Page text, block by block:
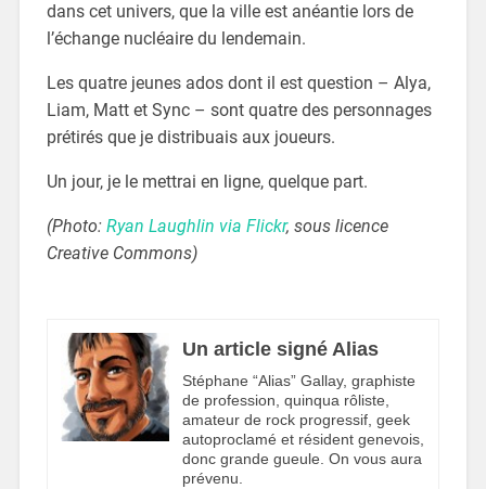
dans cet univers, que la ville est anéantie lors de
l’échange nucléaire du lendemain.
Les quatre jeunes ados dont il est question – Alya,
Liam, Matt et Sync – sont quatre des personnages
prétirés que je distribuais aux joueurs.
Un jour, je le mettrai en ligne, quelque part.
(Photo: Ryan Laughlin via Flickr, sous licence
Creative Commons)
Un article signé Alias
Stéphane “Alias” Gallay, graphiste
de profession, quinqua rôliste,
amateur de rock progressif, geek
autoproclamé et résident genevois,
donc grande gueule. On vous aura
prévenu.